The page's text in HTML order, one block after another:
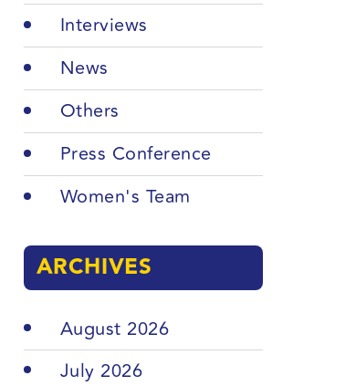
Interviews
News
Others
Press Conference
Women's Team
ARCHIVES
August 2026
July 2026